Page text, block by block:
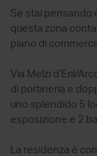
Se stai pensando
questa zona
piano di
Via Melzi d’Eril/
di portineria e
uno splendido 5
esposizione e 2
La residenza è